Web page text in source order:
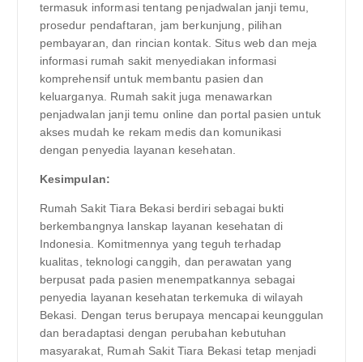
termasuk informasi tentang penjadwalan janji temu,
prosedur pendaftaran, jam berkunjung, pilihan
pembayaran, dan rincian kontak. Situs web dan meja
informasi rumah sakit menyediakan informasi
komprehensif untuk membantu pasien dan
keluarganya. Rumah sakit juga menawarkan
penjadwalan janji temu online dan portal pasien untuk
akses mudah ke rekam medis dan komunikasi
dengan penyedia layanan kesehatan.
Kesimpulan:
Rumah Sakit Tiara Bekasi berdiri sebagai bukti
berkembangnya lanskap layanan kesehatan di
Indonesia. Komitmennya yang teguh terhadap
kualitas, teknologi canggih, dan perawatan yang
berpusat pada pasien menempatkannya sebagai
penyedia layanan kesehatan terkemuka di wilayah
Bekasi. Dengan terus berupaya mencapai keunggulan
dan beradaptasi dengan perubahan kebutuhan
masyarakat, Rumah Sakit Tiara Bekasi tetap menjadi